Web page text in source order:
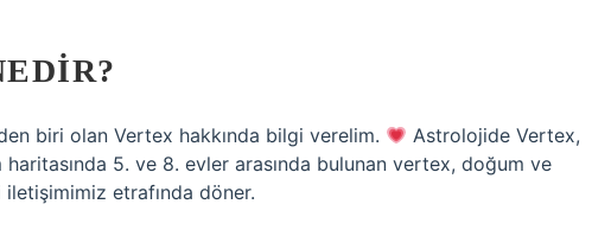
biri olan Vertex hakkında bilgi verelim.
Astrolojide Vertex,
5. ve 8. evler arasında bulunan vertex, doğum ve
etrafında döner.